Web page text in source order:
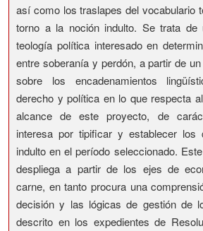
así como los traslapes del vocabulario
torno a la noción indulto. Se trata de
teología política interesado en
entre soberanía y perdón, a partir de
sobre los encadenamientos
derecho y política en lo que respecta
alcance de este proyecto, de
interesa por tipificar y establecer
indulto en el período seleccionado.
despliega a partir de los ejes de
carne, en tanto procura una
decisión y las lógicas de gestión de
descrito en los expedientes de